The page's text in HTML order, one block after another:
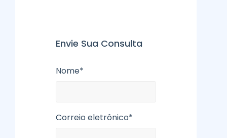
Envie Sua Consulta
Nome*
Correio eletrônico*